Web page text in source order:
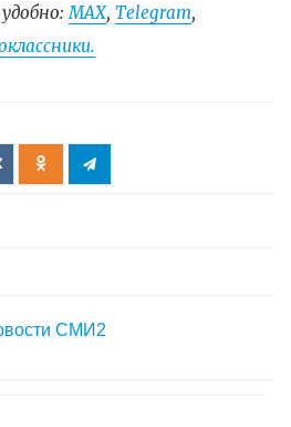
МАХ, Telegram,
СМИ2